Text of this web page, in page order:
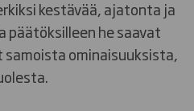
kestävää, ajatonta ja
päätöksilleen he saavat
ominaisuuksista,